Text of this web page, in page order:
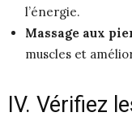
l’énergie.
Massage aux
muscles et
IV. Vérifiez